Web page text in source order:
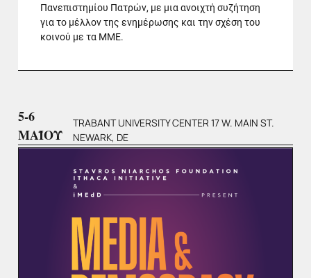
Πανεπιστημίου Πατρών, με μια ανοιχτή συζήτηση
για το μέλλον της ενημέρωσης και την σχέση του
κοινού με τα ΜΜΕ.
5-6
ΜΑΪΟΥ
TRABANT UNIVERSITY CENTER 17 W. MAIN ST.
NEWARK, DE